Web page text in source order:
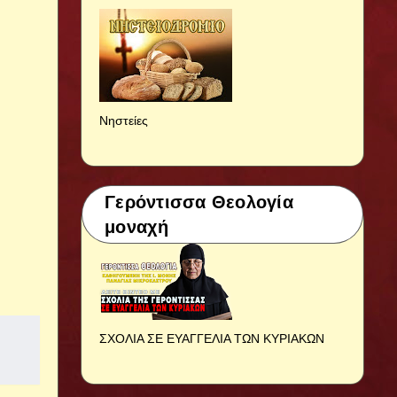
Νηστείες
Γερόντισσα Θεολογία
μοναχή
ΣΧΟΛΙΑ ΣΕ ΕΥΑΓΓΕΛΙΑ ΤΩΝ ΚΥΡΙΑΚΩΝ